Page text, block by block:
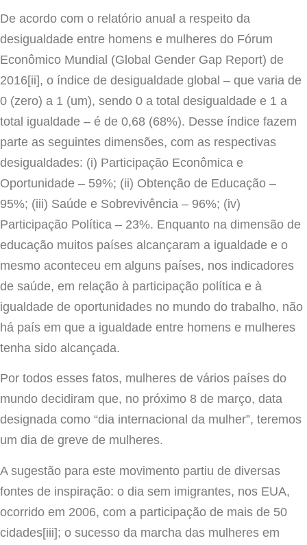
De acordo com o relatório anual a respeito da
desigualdade entre homens e mulheres do Fórum
Econômico Mundial (Global Gender Gap Report) de
2016[ii], o índice de desigualdade global – que varia de
0 (zero) a 1 (um), sendo 0 a total desigualdade e 1 a
total igualdade – é de 0,68 (68%). Desse índice fazem
parte as seguintes dimensões, com as respectivas
desigualdades: (i) Participação Econômica e
Oportunidade – 59%; (ii) Obtenção de Educação –
95%; (iii) Saúde e Sobrevivência – 96%; (iv)
Participação Política – 23%. Enquanto na dimensão de
educação muitos países alcançaram a igualdade e o
mesmo aconteceu em alguns países, nos indicadores
de saúde, em relação à participação política e à
igualdade de oportunidades no mundo do trabalho, não
há país em que a igualdade entre homens e mulheres
tenha sido alcançada.
Por todos esses fatos, mulheres de vários países do
mundo decidiram que, no próximo 8 de março, data
designada como “dia internacional da mulher”, teremos
um dia de greve de mulheres.
A sugestão para este movimento partiu de diversas
fontes de inspiração: o dia sem imigrantes, nos EUA,
ocorrido em 2006, com a participação de mais de 50
cidades[iii]; o sucesso da marcha das mulheres em